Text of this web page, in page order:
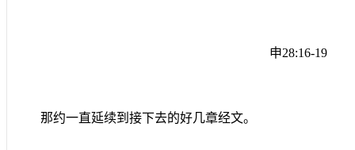
申28:16-19
那约一直延续到接下去的好几章经文。